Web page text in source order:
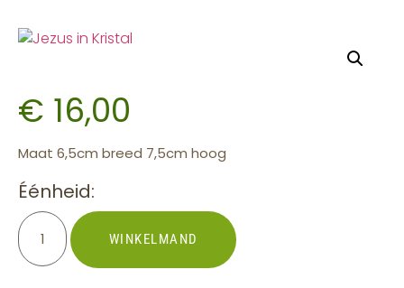
€ 16,00
Maat 6,5cm breed 7,5cm hoog
Éénheid:
WINKELMAND